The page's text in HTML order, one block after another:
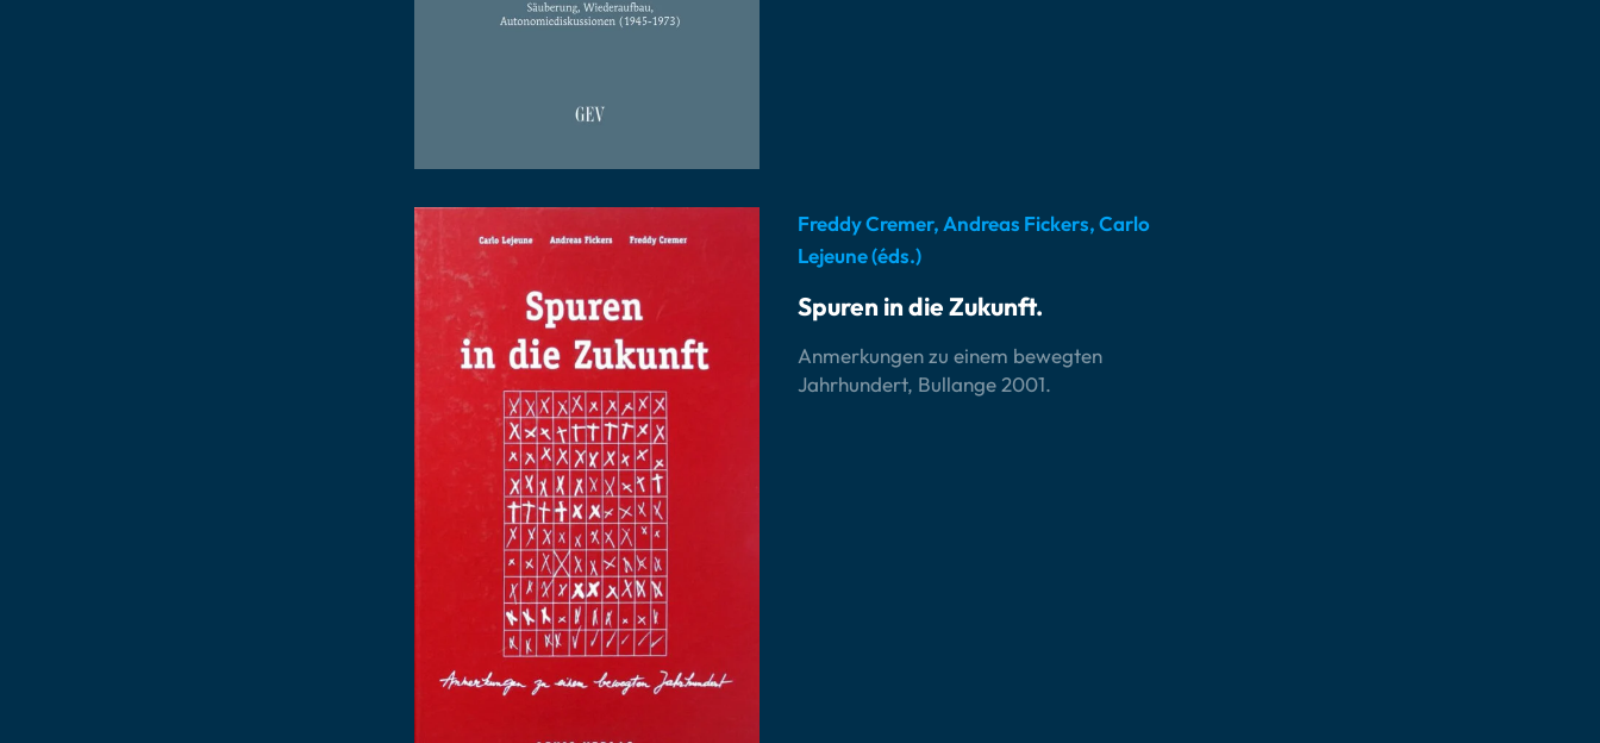
Freddy Cremer, Andreas Fickers, Carlo
Lejeune (éds.)
Spuren in die Zukunft.
Anmerkungen zu einem bewegten
Jahrhundert, Bullange 2001.